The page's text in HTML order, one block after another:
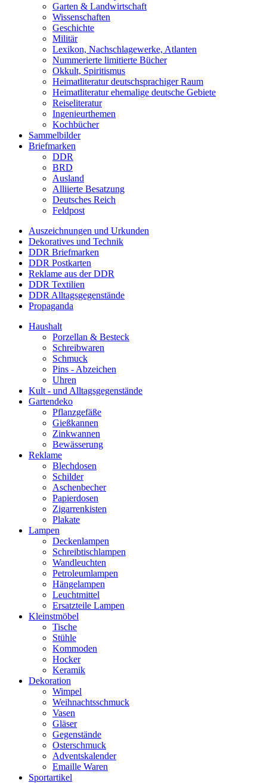
Garten & Landwirtschaft
Wissenschaften
Geschichte
Militär
Lexikon, Nachschlagewerke, Atlanten
Nummerierte limitierte Bücher
Okkult, Spiritismus
Heimatliteratur deutschsprachiger Raum
Heimatliteratur ehemalige deutsche Gebiete
Reiseliteratur
Ingenieurthemen
Kochbücher
Sammelbilder
Briefmarken
DDR
BRD
Ausland
Alliierte Besatzung
Deutsches Reich
Feldpost
Auszeichnungen und Urkunden
Dekoratives und Technik
DDR Briefmarken
DDR Postkarten
Reklame aus der DDR
DDR Textilien
DDR Alltagsgegenstände
Propaganda
Haushalt
Porzellan & Besteck
Schreibwaren
Schmuck
Pins - Abzeichen
Uhren
Kult - und Alltagsgegenstände
Gartendeko
Pflanzgefäße
Gießkannen
Zinkwannen
Bewässerung
Reklame
Blechdosen
Schilder
Aschenbecher
Papierdosen
Zigarrenkisten
Plakate
Lampen
Deckenlampen
Schreibtischlampen
Wandleuchten
Petroleumlampen
Hängelampen
Leuchtmittel
Ersatzteile Lampen
Kleinstmöbel
Tische
Stühle
Kommoden
Hocker
Keramik
Dekoration
Wimpel
Weihnachtsschmuck
Vasen
Gläser
Gegenstände
Osterschmuck
Adventskalender
Emaille Waren
Sportartikel